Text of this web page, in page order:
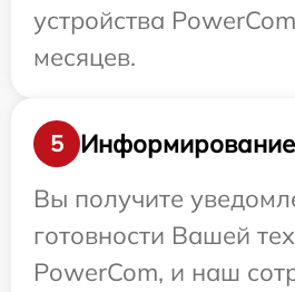
устройства
месяцев.
5
Информирование
Вы получите
готовности Вашей
PowerCom, и наш